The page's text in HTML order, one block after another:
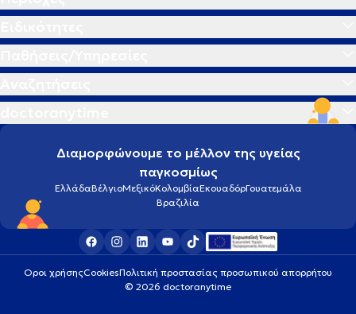
Διαμορφώνουμε το μέλλον της υγείας
παγκοσμίως
ΕλλάδαΒέλγιοΜεξικόΚολομβίαΕκουαδόρΓουατεμάλα
Βραζιλία
Οροι χρήσηςCookiesΠολιτική προστασίας προσωπικού απορρήτου
© 2026 doctoranytime